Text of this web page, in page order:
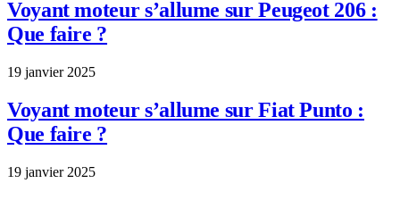
Voyant moteur s’allume sur Peugeot 206 :
Que faire ?
19 janvier 2025
Voyant moteur s’allume sur Fiat Punto :
Que faire ?
19 janvier 2025